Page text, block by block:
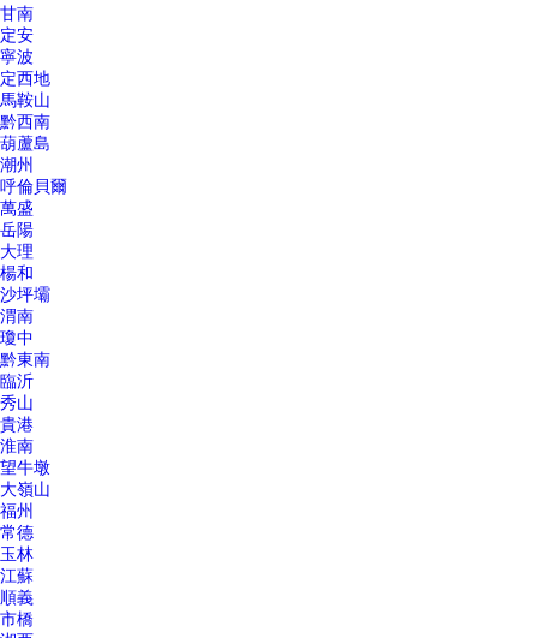
甘南
定安
寧波
定西地
馬鞍山
黔西南
葫蘆島
潮州
呼倫貝爾
萬盛
岳陽
大理
楊和
沙坪壩
渭南
瓊中
黔東南
臨沂
秀山
貴港
淮南
望牛墩
大嶺山
福州
常德
玉林
江蘇
順義
市橋